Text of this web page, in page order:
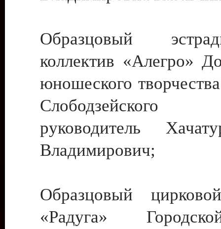
Образцовый
коллектив «Алегро»
юношеского
руководитель
Владимирович;
Образцовый
«Радуга»